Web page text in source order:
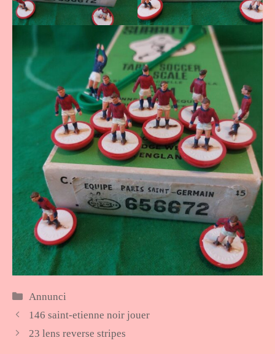
Categorie
Annunci
146 saint-etienne noir jouer
23 lens reverse stripes